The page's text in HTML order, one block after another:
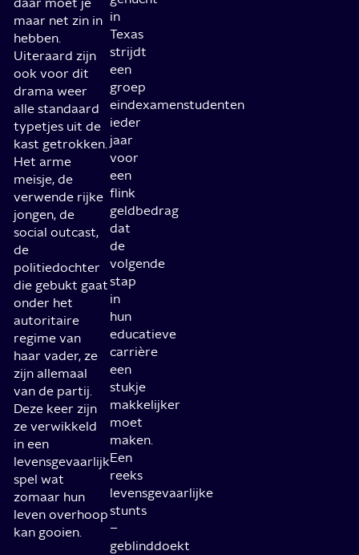
maar net zin in
hebben.
Uiteraard zijn
ook voor dit
drama weer
alle standaard
typetjes uit de
kast getrokken.
Het arme
meisje, de
verwende rijke
jongen, de
social outcast,
de
politiedochter
die gebukt gaat
onder het
autoritaire
regime van
haar vader, ze
zijn allemaal
van de partij.
Deze keer zijn
ze verwikkeld
in een
levensgevaarlijk
spel wat
zomaar hun
leven overhoop
kan gooien.
in
Texas
strijdt
een
groep
eindexamenstudenten
ieder
jaar
voor
een
flink
geldbedrag
dat
de
volgende
stap
in
hun
educatieve
carrière
een
stukje
makkelijker
moet
maken.
Een
reeks
levensgevaarlijke
stunts
–
geblinddoekt